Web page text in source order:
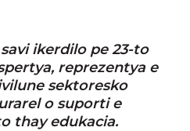
ikerdilo pe 23-to
reprezentya e
sektoresko
o suporti e
thay edukacia.